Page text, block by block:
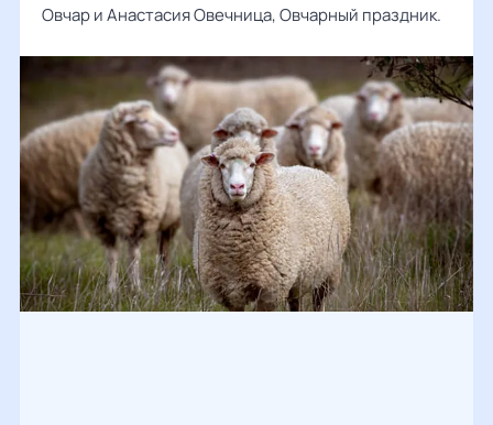
Овчар и Анастасия Овечница, Овчарный праздник.